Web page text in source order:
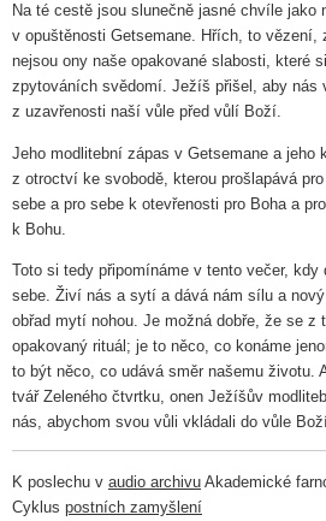
Na té cestě jsou slunečně jasné chvíle jako
v opuštěnosti Getsemane. Hřích, to
nejsou ony naše opakované slabosti, které
zpytováních svědomí. Ježíš přišel, aby nás
z uzavřenosti naší vůle před vůlí Boží.
Jeho modlitební zápas v Getsemane a
z otroctví ke svobodě, kterou prošlapává
sebe a pro sebe k otevřenosti pro Boha a
k Bohu.
Toto si tedy připomínáme v tento večer,
sebe. Živí nás a sytí a dává nám sílu a
obřad mytí nohou. Je možná dobře, že se z
opakovaný rituál; je to něco, co konáme
to být něco, co udává směr našemu životu.
tvář Zeleného čtvrtku, onen Ježíšův
nás, abychom svou vůli vkládali do vůle
K poslechu v audio archivu Akademické
Cyklus postních zamyšlení